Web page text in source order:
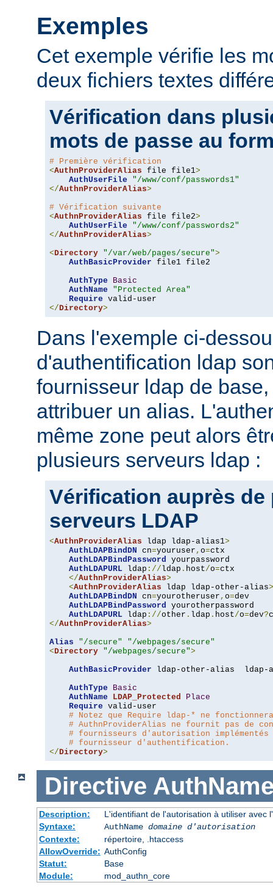
Exemples
Cet exemple vérifie les
deux fichiers textes
Vérification dans
mots de passe au
# Première vérification
<AuthnProviderAlias file file1>
AuthUserFile
"/www/conf/passwords1"
</AuthnProviderAlias>
# Vérification suivante
<AuthnProviderAlias file file2>
AuthUserFile
"/www/conf/passwords2"
</AuthnProviderAlias>
<Directory "/var/web/pages/secure">
AuthBasicProvider file1 file2
AuthType
Basic
AuthName
"Protected Area"
Require
</Directory>
Dans l'exemple ci-
d'authentification ldap
fournisseur ldap de
attribuer un alias.
même zone peut alors
plusieurs serveurs ldap :
Vérification auprès de
serveurs LDAP
<AuthnProviderAlias ldap ldap-alias1>
AuthLDAPBindDN cn=youruser , o=ctx
AuthLDAPBindPassword yourpassword
AuthLDAPURL ldap ://ldap . host/o=ctx
</AuthnProviderAlias>
<AuthnProviderAlias ldap ldap-other-alias>
AuthLDAPBindDN cn=yourotheruser , o=dev
AuthLDAPBindPassword yourotherpassword
AuthLDAPURL ldap ://other . ldap . host/o=dev?
</AuthnProviderAlias>
Alias
"/secure"
"/webpages/secure"
<Directory "/webpages/secure">
AuthBasicProvider ldap-other-alias  ldap-
AuthType
Basic
AuthName
LDAP_Protected
Place
Require valid-user
# Notez que Require ldap-* ne
# AuthnProviderAlias ne fournit pas de
# fournisseurs d'autorisation implémentés
# fournisseur d'authentification.
</Directory>
Directive
Description:
L'identifiant de l'autorisation à utiliser avec
Syntaxe:
AuthName domaine d'autorisation
Contexte:
répertoire, .htaccess
AllowOverride: AuthConfig
Statut:
Base
Module:
mod_authn_core